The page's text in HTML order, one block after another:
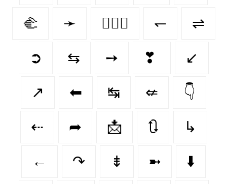
🫲 ➛ 👩‍❤️‍👩 ↽ ⇌
➲ ⇆ ➙ ❣ ↙️
↗ ⬅ ↹ ⇍ 👇
⇠ ➦ 📩 🔃 ↳
← ↷ ⇟ ➼ ⬇️